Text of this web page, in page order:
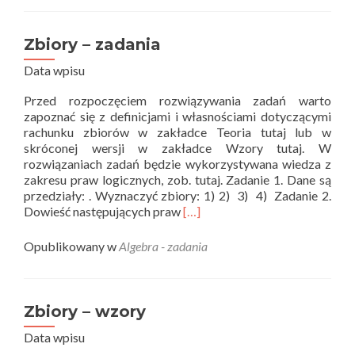
Zbiory – zadania
Data wpisu
Przed rozpoczęciem rozwiązywania zadań warto
zapoznać się z definicjami i własnościami dotyczącymi
rachunku zbiorów w zakładce Teoria tutaj lub w
skróconej wersji w zakładce Wzory tutaj. W
rozwiązaniach zadań będzie wykorzystywana wiedza z
zakresu praw logicznych, zob. tutaj. Zadanie 1. Dane są
przedziały: . Wyznaczyć zbiory: 1) 2) 3) 4) Zadanie 2.
Dowieść następujących prawRead
about
[…]
Opublikowany wAlgebra - zadania
Zbiory – wzory
Data wpisu